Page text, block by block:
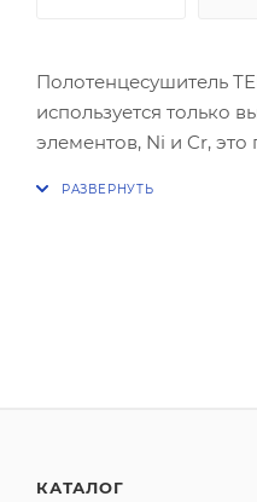
Полотенцесушитель
используется только
элементов, Ni и Cr,
КАТАЛОГ